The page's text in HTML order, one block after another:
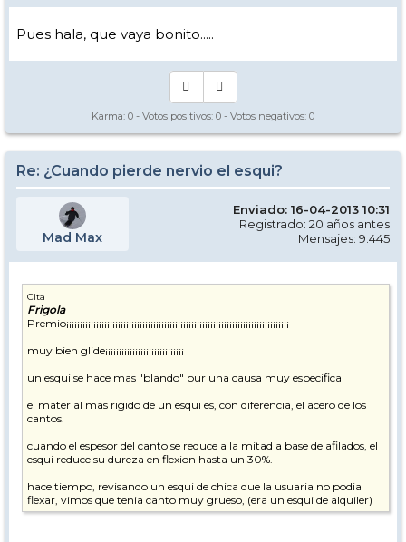
Pues hala, que vaya bonito.....
Karma: 0 - Votos positivos: 0 - Votos negativos: 0
Re: ¿Cuando pierde nervio el esqui?
Mad Max
Enviado: 16-04-2013 10:31
Registrado: 20 años antes
Mensajes: 9.445
Cita
Frigola
Premio¡¡¡¡¡¡¡¡¡¡¡¡¡¡¡¡¡¡¡¡¡¡¡¡¡¡¡¡¡¡¡¡¡¡¡¡¡¡¡¡¡¡¡¡¡¡¡¡¡¡¡¡¡¡¡¡¡¡¡¡¡¡¡¡¡¡¡¡¡¡¡¡¡¡¡¡¡¡¡¡¡¡
muy bien glide¡¡¡¡¡¡¡¡¡¡¡¡¡¡¡¡¡¡¡¡¡¡¡¡¡¡¡¡¡
un esqui se hace mas "blando" pur una causa muy especifica
el material mas rigido de un esqui es, con diferencia, el acero de los
cantos.
cuando el espesor del canto se reduce a la mitad a base de afilados, el
esqui reduce su dureza en flexion hasta un 30%.
hace tiempo, revisando un esqui de chica que la usuaria no podia
flexar, vimos que tenia canto muy grueso, (era un esqui de alquiler)